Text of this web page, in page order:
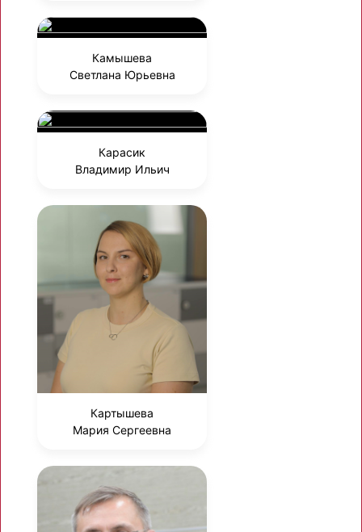
Камышева
Светлана Юрьевна
Карасик
Владимир Ильич
Картышева
Мария Сергеевна